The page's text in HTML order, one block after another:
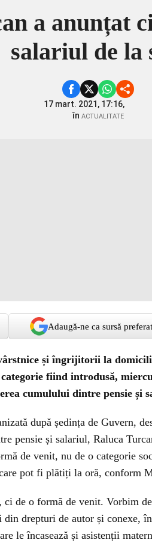
a anunțat
salariul de la
17 mart. 2021, 17:16,
în ACTUALITATE
Adaugă-ne ca sursă
și îngrijitorii la
categorie fiind introdusă,
cumulului dintre pensie și
după ședința de Guvern,
pensie și salariul, Raluca
de venit, nu de o categorie
pot fi plătiți la oră, conform
ci de o formă de venit. Vorbim
drepturi de autor și conexe,
le încasează și asistenții